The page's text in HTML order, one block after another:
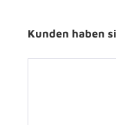
Kunden haben